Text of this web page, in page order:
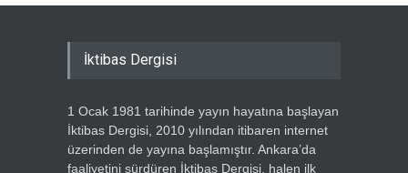
İktibas Dergisi
1 Ocak 1981 tarihinde yayın hayatına başlayan
İktibas Dergisi, 2010 yılından itibaren internet
üzerinden de yayına başlamıştır. Ankara’da
faaliyetini sürdüren İktibas Dergisi, halen ilk